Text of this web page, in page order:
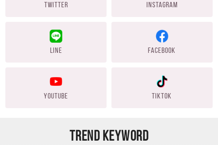
TWITTER INSTAGRAM
LINE FACEBOOK
YOUTUBE TIKTOK
TREND KEYWORD